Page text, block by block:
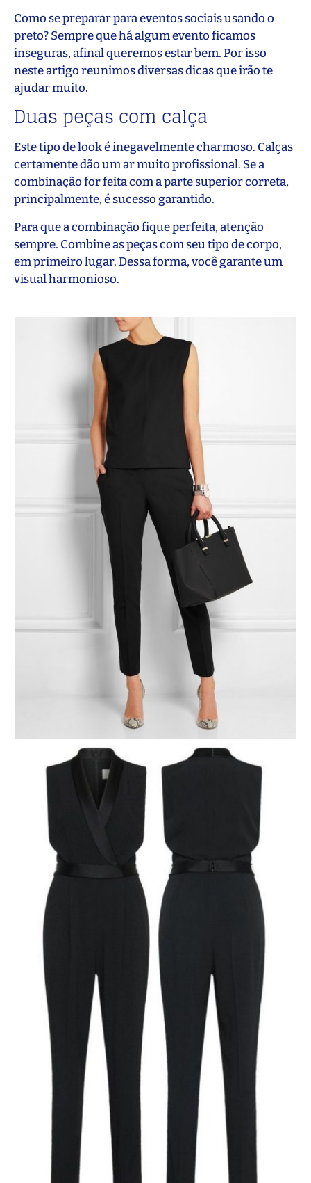
Como se preparar para eventos sociais usando o
preto? Sempre que há algum evento ficamos
inseguras, afinal queremos estar bem. Por isso
neste artigo reunimos diversas dicas que irão te
ajudar muito.
Duas peças com calça
Este tipo de look é inegavelmente charmoso. Calças
certamente dão um ar muito profissional. Se a
combinação for feita com a parte superior correta,
principalmente, é sucesso garantido.
Para que a combinação fique perfeita, atenção
sempre. Combine as peças com seu tipo de corpo,
em primeiro lugar. Dessa forma, você garante um
visual harmonioso.